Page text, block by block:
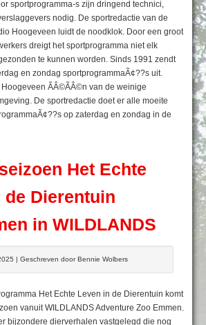
sportprogramma-s zijn dringend technici,
nodig. De sportredactie van de
Hoogeveen luidt de noodklok. Door een groot
dreigt het sportprogramma niet elk
te kunnen worden. Sinds 1991 zendt
en zondag sportprogrammaÃ¢??s uit.
ÃÂ©ÃÂ©n van de weinige
De sportredactie doet er alle moeite
op zaterdag en zondag in de
Het Echte
de Dierentuin
in WILDLANDS
| Geschreven door Bennie Wolbers
Het Echte Leven in de Dierentuin komt
vanuit WILDLANDS Adventure Zoo Emmen.
bijzondere dierverhalen vastgelegd die nog